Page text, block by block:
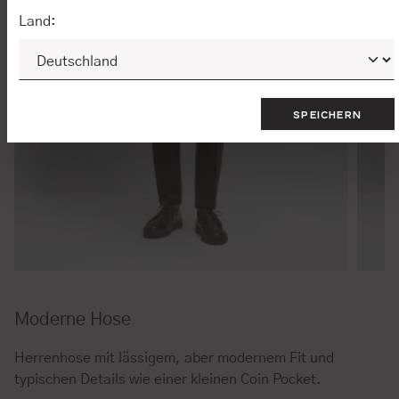
Moderne Hose
Herrenhose mit lässigem, aber modernem Fit und
typischen Details wie einer kleinen Coin Pocket.
Land:
SPEICHERN